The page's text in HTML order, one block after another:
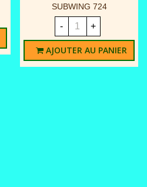
SUBWING 724
- +
AJOUTER AU PANIER